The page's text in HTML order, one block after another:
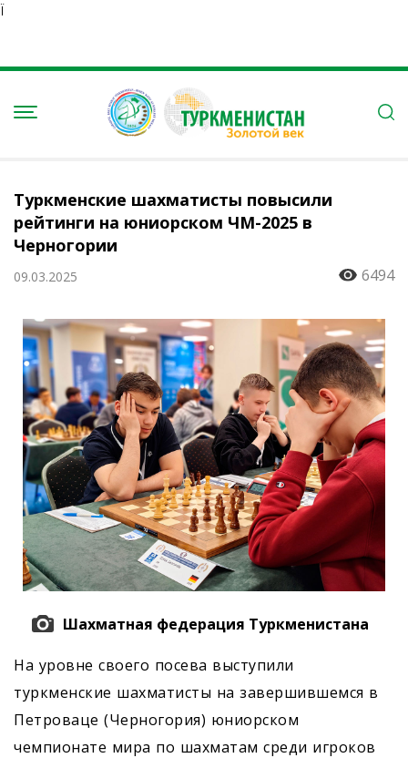
Ï
Туркменские шахматисты повысили
рейтинги на юниорском ЧМ-2025 в
Черногории
09.03.2025 6494
Шахматная федерация Туркменистана
На уровне своего посева выступили
туркменские шахматисты на завершившемся в
Петроваце (Черногория) юниорском
чемпионате мира по шахматам среди игроков